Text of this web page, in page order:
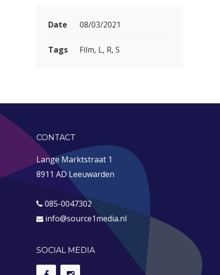
Date 08/03/2021
Tags Film, L, R, S
CONTACT
Lange Marktstraat 1
8911 AD Leeuwarden
085-0047302
info@source1media.nl
SOCIAL MEDIA